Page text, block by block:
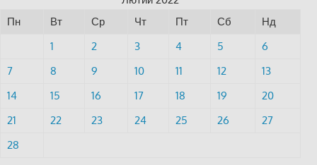
Пн
Вт Ср Чт Пт Сб
Нд
1
2 3 4 5
6
7
8 9 10 11 12
13
14
15 16 17 18 19
20
21
22 23 24 25 26
27
28